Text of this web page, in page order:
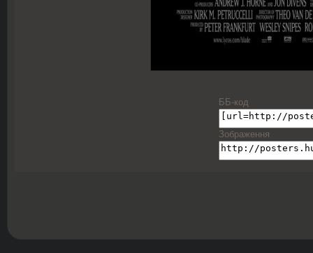
ББ-код
Зображення